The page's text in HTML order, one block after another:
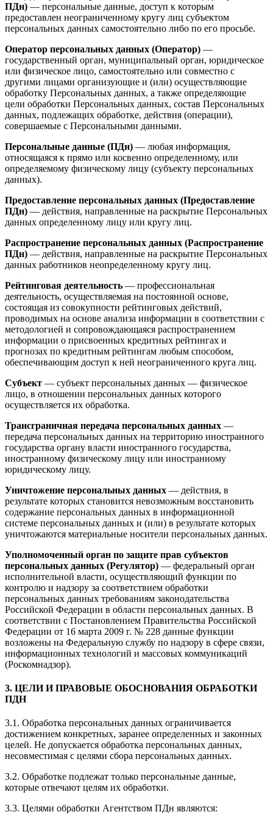
ПДн) — персональные данные, доступ к которым
предоставлен неограниченному кругу лиц субъектом
персональных данных самостоятельно либо по его просьбе.
Оператор персональных данных (Оператор) —
государственный орган, муниципальный орган, юридическое
или физическое лицо, самостоятельно или совместно с
другими лицами организующие и (или) осуществляющие
обработку Персональных данных, а также определяющие
цели обработки Персональных данных, состав Персональных
данных, подлежащих обработке, действия (операции),
совершаемые с Персональными данными.
Персональные данные (ПДн) — любая информация,
относящаяся к прямо или косвенно определенному, или
определяемому физическому лицу (субъекту персональных
данных).
Предоставление персональных данных (Предоставление
ПДн) — действия, направленные на раскрытие Персональных
данных определенному лицу или кругу лиц.
Распространение персональных данных (Распространение
ПДн) — действия, направленные на раскрытие Персональных
данных работников неопределенному кругу лиц.
Рейтинговая деятельность — профессиональная
деятельность, осуществляемая на постоянной основе,
состоящая из совокупности рейтинговых действий,
проводимых на основе анализа информации в соответствии с
методологией и сопровождающаяся распространением
информации о присвоенных кредитных рейтингах и
прогнозах по кредитным рейтингам любым способом,
обеспечивающим доступ к ней неограниченного круга лиц.
Субъект — субъект персональных данных — физическое
лицо, в отношении персональных данных которого
осуществляется их обработка.
Трансграничная передача персональных данных —
передача персональных данных на территорию иностранного
государства органу власти иностранного государства,
иностранному физическому лицу или иностранному
юридическому лицу.
Уничтожение персональных данных — действия, в
результате которых становится невозможным восстановить
содержание персональных данных в информационной
системе персональных данных и (или) в результате которых
уничтожаются материальные носители персональных данных.
Уполномоченный орган по защите прав субъектов
персональных данных (Регулятор) — федеральный орган
исполнительной власти, осуществляющий функции по
контролю и надзору за соответствием обработки
персональных данных требованиям законодательства
Российской Федерации в области персональных данных. В
соответствии с Постановлением Правительства Российской
Федерации от 16 марта 2009 г. № 228 данные функции
возложены на Федеральную службу по надзору в сфере связи,
информационных технологий и массовых коммуникаций
(Роскомнадзор).
3. ЦЕЛИ И ПРАВОВЫЕ ОБОСНОВАНИЯ ОБРАБОТКИ
ПДН
3.1. Обработка персональных данных ограничивается
достижением конкретных, заранее определенных и законных
целей. Не допускается обработка персональных данных,
несовместимая с целями сбора персональных данных.
3.2. Обработке подлежат только персональные данные,
которые отвечают целям их обработки.
3.3. Целями обработки Агентством ПДн являются: